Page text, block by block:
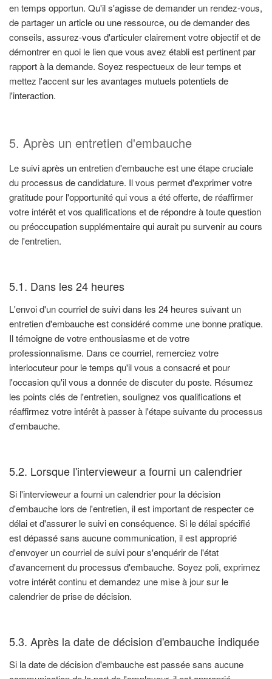
en temps opportun. Qu'il s'agisse de demander un rendez-vous,
de partager un article ou une ressource, ou de demander des
conseils, assurez-vous d'articuler clairement votre objectif et de
démontrer en quoi le lien que vous avez établi est pertinent par
rapport à la demande. Soyez respectueux de leur temps et
mettez l'accent sur les avantages mutuels potentiels de
l'interaction.
5. Après un entretien d'embauche
Le suivi après un entretien d'embauche est une étape cruciale
du processus de candidature. Il vous permet d'exprimer votre
gratitude pour l'opportunité qui vous a été offerte, de réaffirmer
votre intérêt et vos qualifications et de répondre à toute question
ou préoccupation supplémentaire qui aurait pu survenir au cours
de l'entretien.
5.1. Dans les 24 heures
L'envoi d'un courriel de suivi dans les 24 heures suivant un
entretien d'embauche est considéré comme une bonne pratique.
Il témoigne de votre enthousiasme et de votre
professionnalisme. Dans ce courriel, remerciez votre
interlocuteur pour le temps qu'il vous a consacré et pour
l'occasion qu'il vous a donnée de discuter du poste. Résumez
les points clés de l'entretien, soulignez vos qualifications et
réaffirmez votre intérêt à passer à l'étape suivante du processus
d'embauche.
5.2. Lorsque l'intervieweur a fourni un calendrier
Si l'intervieweur a fourni un calendrier pour la décision
d'embauche lors de l'entretien, il est important de respecter ce
délai et d'assurer le suivi en conséquence. Si le délai spécifié
est dépassé sans aucune communication, il est approprié
d'envoyer un courriel de suivi pour s'enquérir de l'état
d'avancement du processus d'embauche. Soyez poli, exprimez
votre intérêt continu et demandez une mise à jour sur le
calendrier de prise de décision.
5.3. Après la date de décision d'embauche indiquée
Si la date de décision d'embauche est passée sans aucune